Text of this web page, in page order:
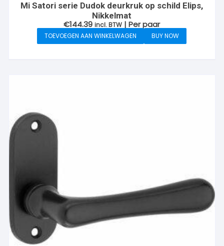
Mi Satori serie Dudok deurkruk op schild Elips,
Nikkelmat
€144.39 incl. BTW | Per paar
TOEVOEGEN AAN WINKELWAGEN BUY NOW